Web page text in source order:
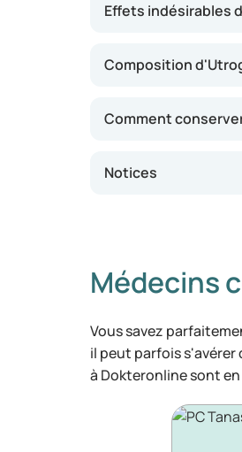
Effets indésirables
Composition
Comment
Notices
Médecins
Vous savez
il peut parfois s'avérer
à Dokteronline sont